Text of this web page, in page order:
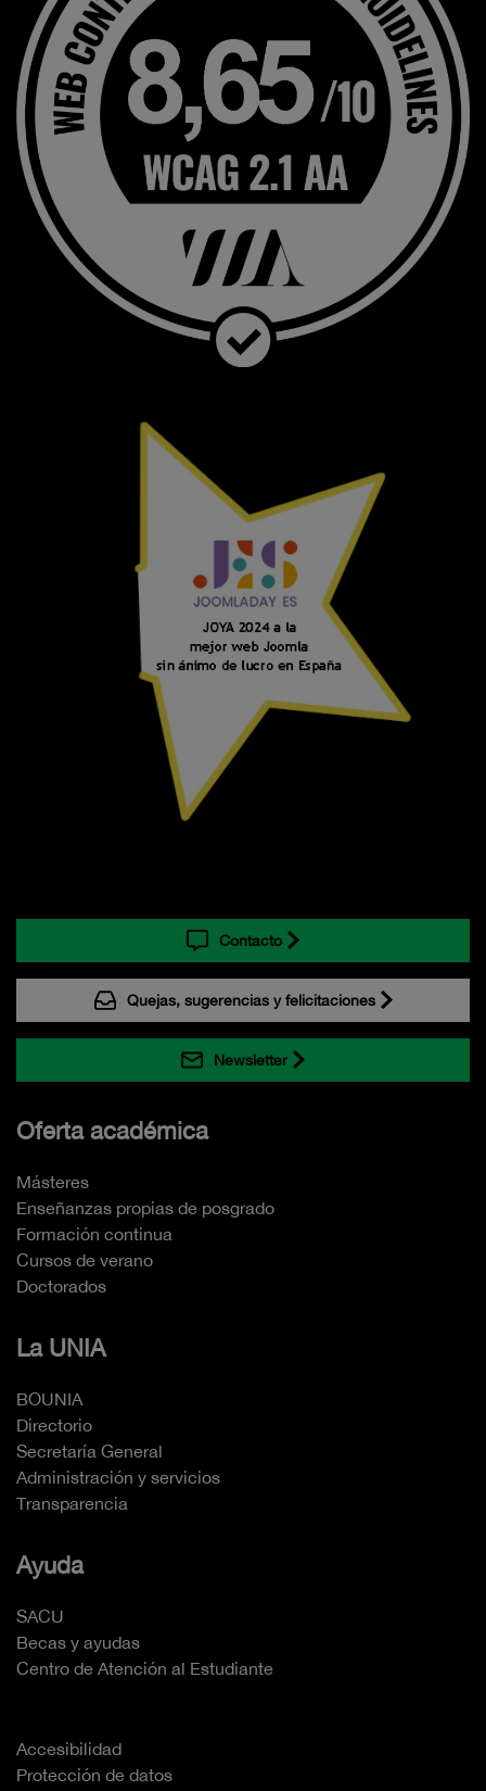
Contacto
Quejas, sugerencias y felicitaciones
Newsletter
Oferta académica
Másteres
Enseñanzas propias de posgrado
Formación continua
Cursos de verano
Doctorados
La UNIA
BOUNIA
Directorio
Secretaría General
Administración y servicios
Transparencia
Ayuda
SACU
Becas y ayudas
Centro de Atención al Estudiante
Accesibilidad
Protección de datos